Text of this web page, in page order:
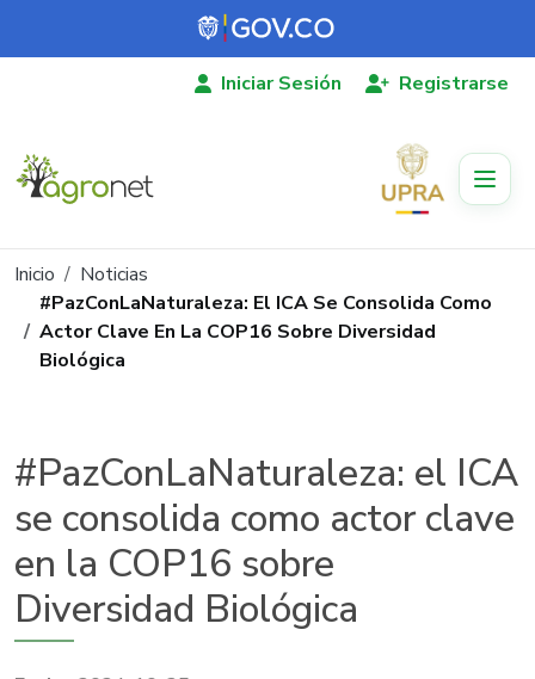
Pasar al contenido principal
Iniciar Sesión Registrarse
Ruta de navegación
Inicio
Noticias
#PazConLaNaturaleza: El ICA Se Consolida Como
Actor Clave En La COP16 Sobre Diversidad
Biológica
#PazConLaNaturaleza: el ICA
se consolida como actor clave
en la COP16 sobre
Diversidad Biológica